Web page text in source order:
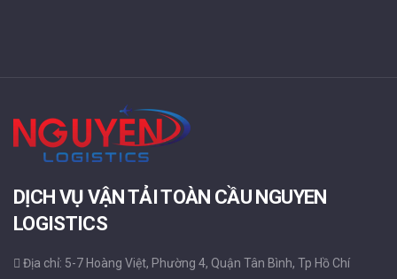
DỊCH VỤ VẬN TẢI TOÀN CẦU NGUYEN
LOGISTICS
Địa chỉ: 5-7 Hoàng Việt, Phường 4, Quận Tân Bình, Tp Hồ Chí